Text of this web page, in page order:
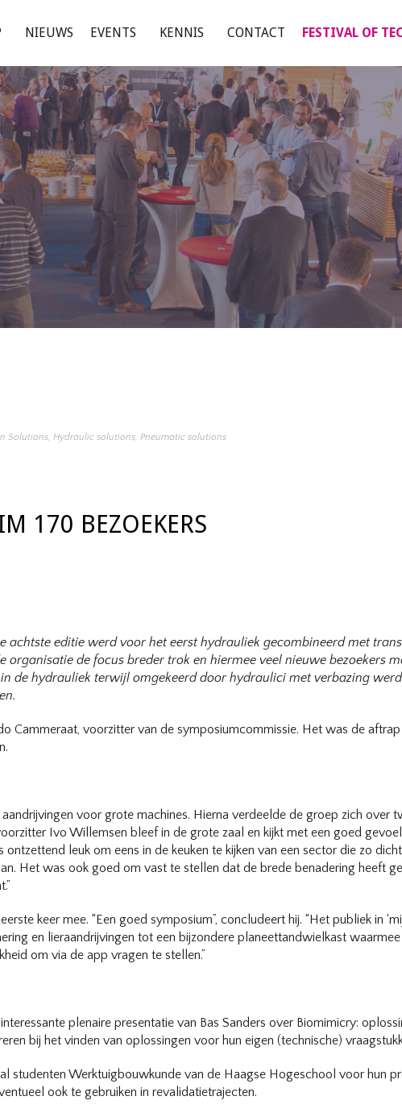
NIEUWS EVENTS KENNIS CONTACT FESTIVAL OF
Solutions, Hydraulic solutions, Pneumatic solutions
170 BEZOEKERS
achtste editie werd voor het eerst hydrauliek gecombineerd met
organisatie de focus breder trok en hiermee veel nieuwe bezoekers
de hydrauliek terwijl omgekeerd door hydraulici met verbazing
Cammeraat, voorzitter van de symposiumcommissie. Het was de aftrap
voor grote machines. Hierna verdeelde de groep zich over
Ivo Willemsen bleef in de grote zaal en kijkt met een goed
leuk om eens in de keuken te kijken van een sector die zo
Het was ook goed om vast te stellen dat de brede benadering heeft
keer mee. “Een goed symposium”, concludeert hij. “Het publiek in
en lieraandrijvingen tot een bijzondere planeettandwielkast
om via de app vragen te stellen.”
plenaire presentatie van Bas Sanders over Biomimicry:
bij het vinden van oplossingen voor hun eigen (technische)
Werktuigbouwkunde van de Haagse Hogeschool voor hun
ook te gebruiken in revalidatietrajecten.